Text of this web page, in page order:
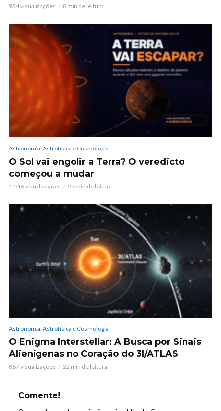
934 visualizações 8 min de leitura
Astronomia, Astrofísica e Cosmologia
O Sol vai engolir a Terra? O veredicto
começou a mudar
1.516 visualizações 25 min de leitura
Astronomia, Astrofísica e Cosmologia
O Enigma Interstellar: A Busca por Sinais
Alienígenas no Coração do 3I/ATLAS
887 visualizações 22 min de leitura
Comente!